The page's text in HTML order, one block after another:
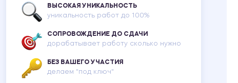
ВЫСОКАЯ УНИКАЛЬНОСТЬ
уникальность работ до 100%
СОПРОВОЖДЕНИЕ ДО СДАЧИ
дорабатывает работу сколько нужно
БЕЗ ВАШЕГО УЧАСТИЯ
делаем "под ключ"